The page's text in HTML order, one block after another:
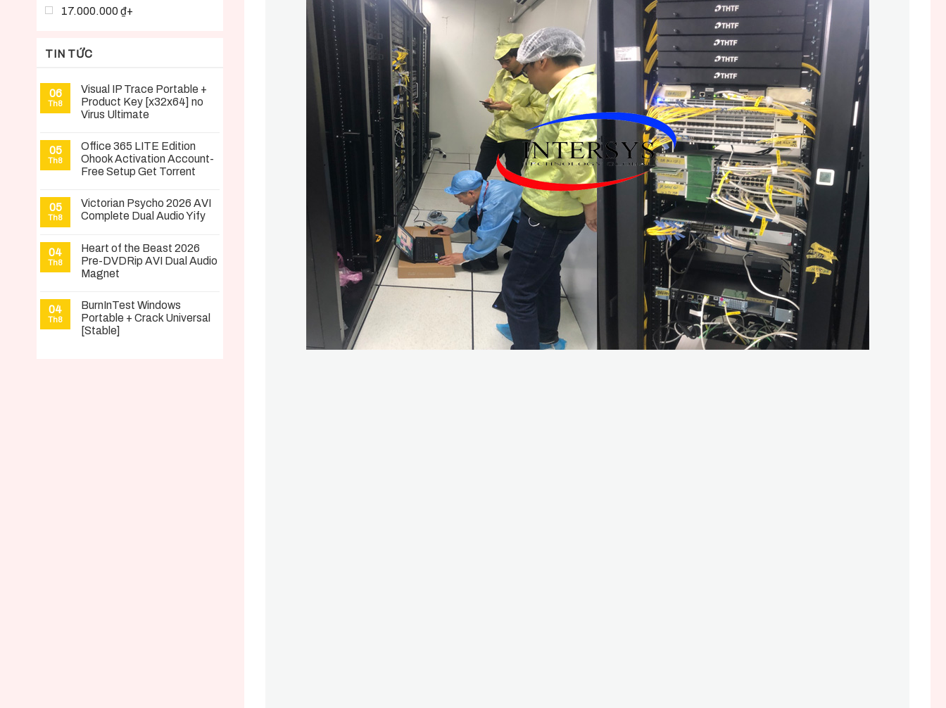
17.000.000 ₫+
TIN TỨC
06
Th8
Visual IP Trace Portable +
Product Key [x32x64] no
Virus Ultimate
05
Th8
Office 365 LITE Edition
Ohook Activation Account-
Free Setup Gеt Torrent
05
Th8
Victorian Psycho 2026 AVI
Complete Dual Audio Yify
04
Th8
Heart of the Beast 2026
Pre-DVDRip AVI Dual Audio
Magnet
04
Th8
BurnInTest Windows
Portable + Crack Universal
[Stable]